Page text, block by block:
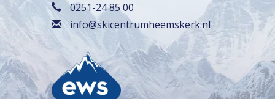
0251-24 85 00
info@skicentrumheemskerk.nl